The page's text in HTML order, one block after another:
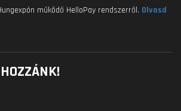
működő HelloPay rendszerről. Olvasd